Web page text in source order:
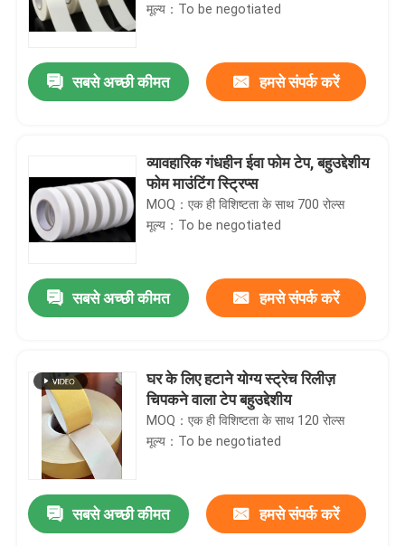
मूल्य：To be negotiated
सबसे अच्छी कीमत हमसे संपर्क करें
व्यावहारिक गंधहीन ईवा फोम टेप, बहुउद्देशीय
फोम माउंटिंग स्ट्रिप्स
MOQ：एक ही विशिष्टता के साथ 700 रोल्स
मूल्य：To be negotiated
सबसे अच्छी कीमत हमसे संपर्क करें
घर के लिए हटाने योग्य स्ट्रेच रिलीज़
चिपकने वाला टेप बहुउद्देशीय
MOQ：एक ही विशिष्टता के साथ 120 रोल्स
मूल्य：To be negotiated
सबसे अच्छी कीमत हमसे संपर्क करें